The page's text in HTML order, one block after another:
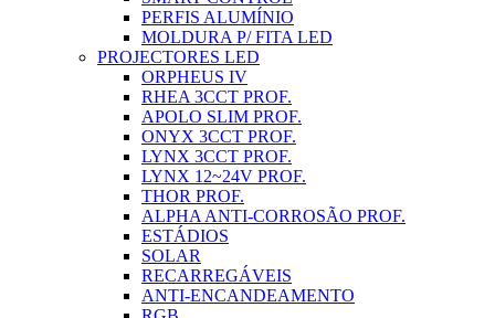
PERFIS ALUMÍNIO
MOLDURA P/ FITA LED
PROJECTORES LED
ORPHEUS IV
RHEA 3CCT PROF.
APOLO SLIM PROF.
ONYX 3CCT PROF.
LYNX 3CCT PROF.
LYNX 12~24V PROF.
THOR PROF.
ALPHA ANTI-CORROSÃO PROF.
ESTÁDIOS
SOLAR
RECARREGÁVEIS
ANTI-ENCANDEAMENTO